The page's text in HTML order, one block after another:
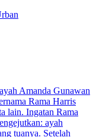
Amanda Gunawan
Rama Harris
lain. Ingatan Rama
ayah
tuanya. Setelah